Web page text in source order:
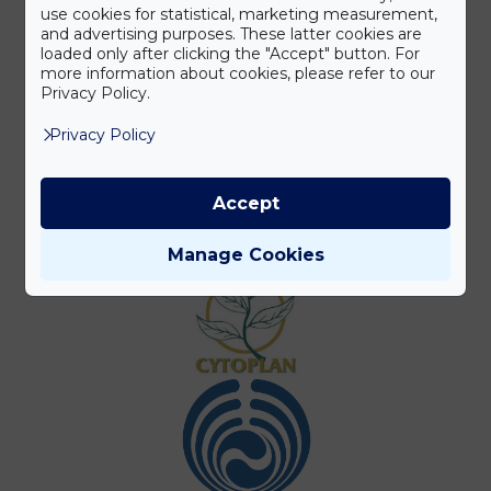
use cookies for statistical, marketing measurement,
and advertising purposes. These latter cookies are
loaded only after clicking the "Accept" button. For
more information about cookies, please refer to our
Privacy Policy.
Privacy Policy
Manage Cookies
Accept